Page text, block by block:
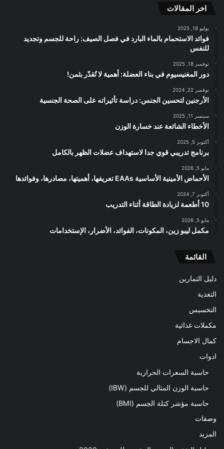
اخر المقالات
يوليو 18, 2025
فوائد الاستحمام بالماء البارد في فصل الصيف: راحة للجسم وتجديد
للنفس
نوفمبر 18, 2025
دور المغنيسيوم في بناء العضلة: أهمية لا تُقدّر بثمن!
نوفمبر 22, 2024
الأرجنين لتحسين الجنس: دراسة تأثيراته على الصحة الجنسية
سبتمبر 11, 2025
الأخطاء الشائعة عند خسارة الوزن
أكتوبر 5, 2025
برنامج تدريبي قوي جدا لاستهداف عضلات الظهر بالكامل
مايو 5, 2026
الأحماض الأمينية الأساسية EAAs تعريفها، أهميتها، مصادرها، وفوائدها
أكتوبر 7, 2024
10 أطعمة لزيادة الطاقة أثناء التدريب
مايو 5, 2026
مكمل ليبو زين، المكونات، الفوائد، الأضرار، الإستخدامات
القائمة
دليل التمارين
التغذية
التخسيس
مكملات غذائية
كمال الاجسام
ادوات
حاسبة السعرات الحرارية
حاسبة الوزن المثالي للجسم (IBW)
حاسبة مؤشر كتلة الجسم (BMI)
وصفات
المزيد